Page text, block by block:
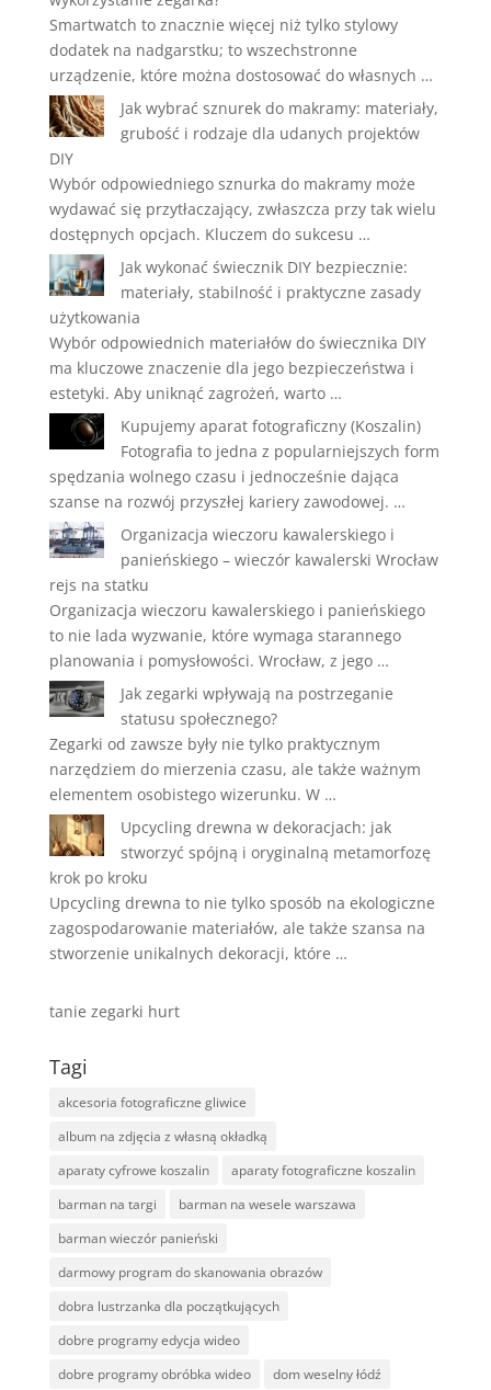
Smartwatch to znacznie więcej niż tylko stylowy
dodatek na nadgarstku; to wszechstronne
urządzenie, które można dostosować do własnych …
Jak wybrać sznurek do makramy: materiały,
grubość i rodzaje dla udanych projektów
DIY
Wybór odpowiedniego sznurka do makramy może
wydawać się przytłaczający, zwłaszcza przy tak wielu
dostępnych opcjach. Kluczem do sukcesu …
Jak wykonać świecznik DIY bezpiecznie:
materiały, stabilność i praktyczne zasady
użytkowania
Wybór odpowiednich materiałów do świecznika DIY
ma kluczowe znaczenie dla jego bezpieczeństwa i
estetyki. Aby uniknąć zagrożeń, warto …
Kupujemy aparat fotograficzny (Koszalin)
Fotografia to jedna z popularniejszych form
spędzania wolnego czasu i jednocześnie dająca
szanse na rozwój przyszłej kariery zawodowej. …
Organizacja wieczoru kawalerskiego i
panieńskiego – wieczór kawalerski Wrocław
rejs na statku
Organizacja wieczoru kawalerskiego i panieńskiego
to nie lada wyzwanie, które wymaga starannego
planowania i pomysłowości. Wrocław, z jego …
Jak zegarki wpływają na postrzeganie
statusu społecznego?
Zegarki od zawsze były nie tylko praktycznym
narzędziem do mierzenia czasu, ale także ważnym
elementem osobistego wizerunku. W …
Upcycling drewna w dekoracjach: jak
stworzyć spójną i oryginalną metamorfozę
krok po kroku
Upcycling drewna to nie tylko sposób na ekologiczne
zagospodarowanie materiałów, ale także szansa na
stworzenie unikalnych dekoracji, które …
tanie zegarki hurt
Tagi
akcesoria fotograficzne gliwice
album na zdjęcia z własną okładką
aparaty cyfrowe koszalin
aparaty fotograficzne koszalin
barman na targi
barman na wesele warszawa
barman wieczór panieński
darmowy program do skanowania obrazów
dobra lustrzanka dla początkujących
dobre programy edycja wideo
dobre programy obróbka wideo
dom weselny łódź